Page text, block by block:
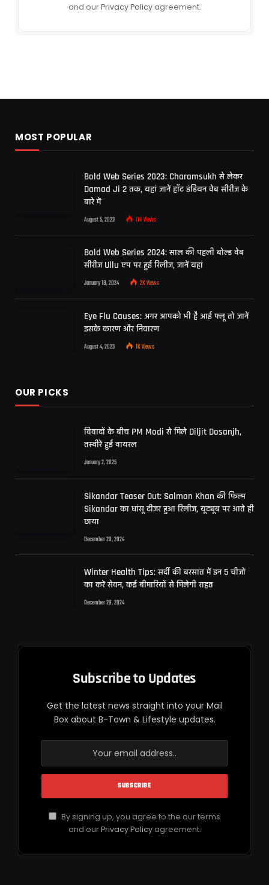
and ourPrivacy Policyagreement.
MOST POPULAR
Bold Web Series 2023: Charamsukh से लेकर
Damad Ji 2 तक, यहां जानें हॉट इंडियन वेब सीरीज के
बारे में
August 5, 2023 11KViews
Bold Web Series 2024: साल की पहली बोल्ड वेब
सीरीज Ullu एप पर हुई रिलीज, जानें यहां
January 18, 2024 2KViews
Eye Flu Causes: अगर आपको भी है आई फ्लू तो जानें
इसके कारण और निवारण
August 4, 2023 1KViews
OUR PICKS
विवादों के बीच PM Modi से मिले Diljit Dosanjh,
तस्वीरें हुईं वायरल
January 2, 2025
Sikandar Teaser Out: Salman Khan की फिल्म
Sikandar का धांसू टीजर हुआ रिलीज, यूट्यूब पर आते ही
छाया
December 29, 2024
Winter Health Tips: सर्दी की बरसात में इन 5 चीजों
का करें सेवन, कई बीमारियों से मिलेगी राहत
December 29, 2024
Subscribe to Updates
Get the latest news straight into your Mail
Box about B-Town & Lifestyle updates.
By signing up, you agree to the our terms
and ourPrivacy Policyagreement.